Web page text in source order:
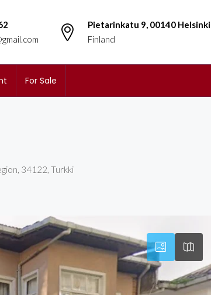
Pietarinkatu 9, 00140 Helsinki
Finland
For Sale
34122, Turkki